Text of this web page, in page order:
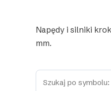
Napędy i silniki
mm.